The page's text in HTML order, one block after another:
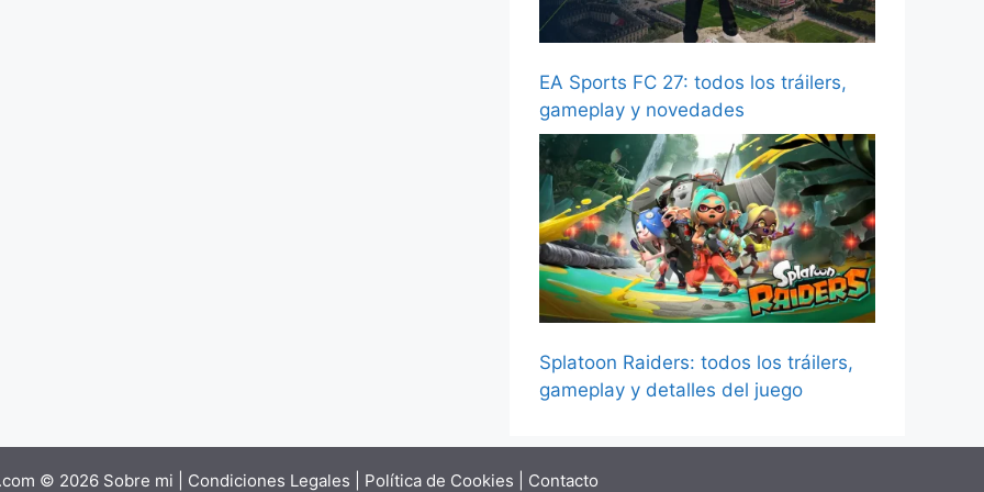
EA Sports FC 27: todos los tráilers,
gameplay y novedades
Splatoon Raiders: todos los tráilers,
gameplay y detalles del juego
© 2026 Sobre mi Condiciones Legales Política de Cookies Contacto